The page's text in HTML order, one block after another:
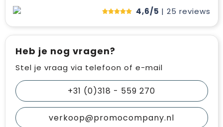
4,6/5 | 25 reviews
Heb je nog vragen?
Stel je vraag via telefoon of e-mail
+31 (0)318 - 559 270
verkoop@promocompany.nl